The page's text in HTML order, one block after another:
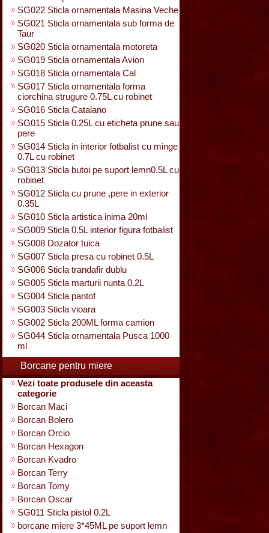
SG022 Sticla ornamentala Masina Veche
SG021 Sticla ornamentala sub forma de
Taur
SG020 Sticla ornamentala motoreta
SG019 Sticla ornamentala Avion
SG018 Sticla ornamentala Cal
SG017 Sticla ornamentala forma
ciorchina strugure 0.75L cu robinet
SG016 Sticla Catalano
SG015 Sticla 0.25L cu eticheta prune sau
pere
SG014 Sticla in interior fotbalist cu minge
0.7L cu robinet
SG013 Sticla butoi pe suport lemn0.5L cu
robinet
SG012 Sticla cu prune ,pere in exterior
0.35L
SG010 Sticla artistica inima 20ml
SG009 Sticla 0.5L interior figura fotbalist
SG008 Dozator tuica
SG007 Sticla presa cu robinet 0.5L
SG006 Sticla trandafir dublu
SG005 Sticla marturii nunta 0.2L
SG004 Sticla pantof
SG003 Sticla vioara
SG002 Sticla 200ML forma camion
SG044 Sticla ornamentala Pusca 1000
ml
Borcane pentru miere
Vezi toate produsele din aceasta
categorie
Borcan Maci
Borcan Bolero
Borcan Orcio
Borcan Hexagon
Borcan Kvadro
Borcan Terry
Borcan Tomy
Borcan Oscar
SG011 Sticla pistol 0.2L
borcane miere 3*45ML pe suport lemn